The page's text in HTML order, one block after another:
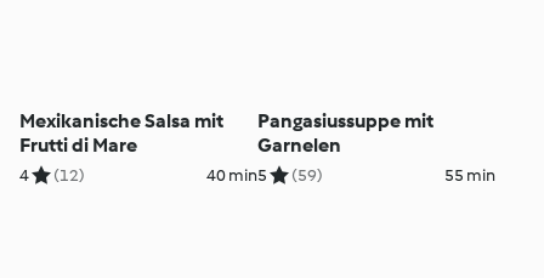
Mexikanische Salsa mit
Frutti di Mare
4 (12) 40 min
Pangasiussuppe mit
Garnelen
5 (59) 55 min